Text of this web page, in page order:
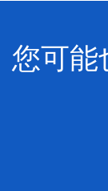
您可能